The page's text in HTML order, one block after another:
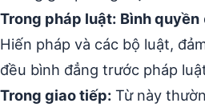
Trong pháp luật: Bình quyền
Hiến pháp và các bộ luật,
đều bình đẳng trước pháp
Trong giao tiếp: Từ này